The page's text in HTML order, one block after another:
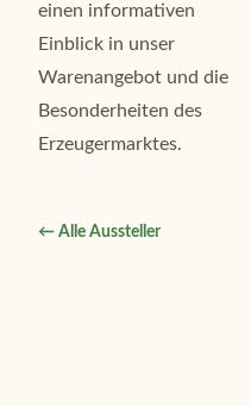
einen informativen
Einblick in unser
Warenangebot und die
Besonderheiten des
Erzeugermarktes.
← Alle Aussteller